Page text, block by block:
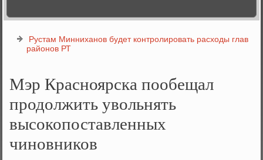
Рустам Минниханов будет контролировать расходы глав
районов РТ
Мэр Красноярска пообещал
продолжить увольнять
высокопоставленных
чиновников